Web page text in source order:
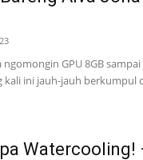
GPU 8GB
kali ini jauh-jauh berkumpul
Watercooling!